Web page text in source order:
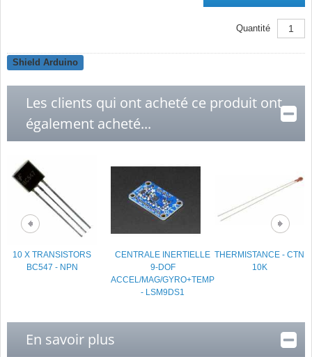
Quantité
Shield Arduino
Les clients qui ont acheté ce produit ont
également acheté...
10 X TRANSISTORS
BC547 - NPN
CENTRALE INERTIELLE
9-DOF
ACCEL/MAG/GYRO+TEMP
- LSM9DS1
THERMISTANCE - CTN
10K
En savoir plus